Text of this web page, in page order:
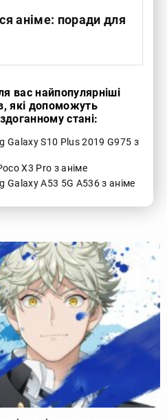
аніме: поради для
вас найпопулярніші
які допоможуть
стані:
Galaxy S10 Plus 2019 G975 з
X3 Pro з аніме
Galaxy A53 5G A536 з аніме